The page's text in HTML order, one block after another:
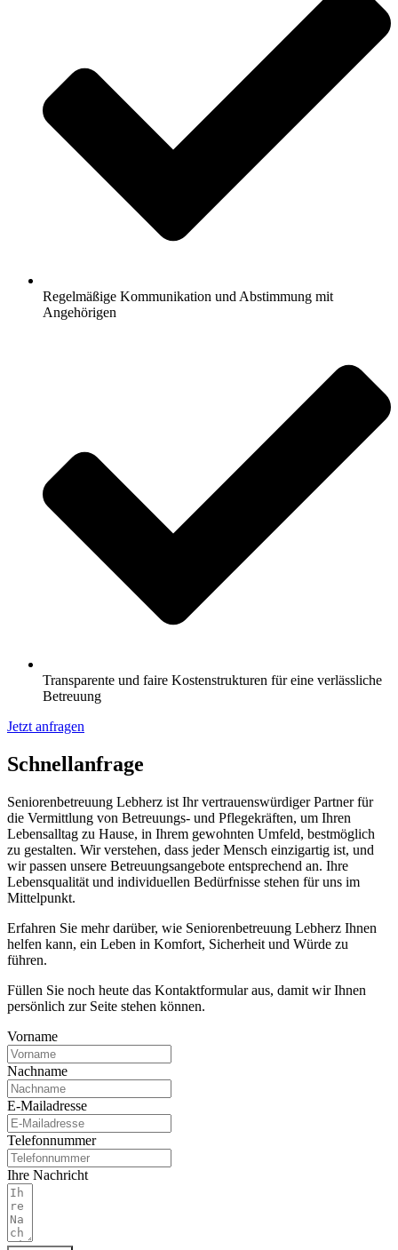
Regelmäßige Kommunikation und Abstimmung mit
Angehörigen
Transparente und faire Kostenstrukturen für eine verlässliche
Betreuung
Jetzt anfragen
Schnell­anfrage
Seniorenbetreuung Lebherz ist Ihr vertrauenswürdiger Partner für
die Vermittlung von Betreuungs- und Pflegekräften, um Ihren
Lebensalltag zu Hause, in Ihrem gewohnten Umfeld, bestmöglich
zu gestalten. Wir verstehen, dass jeder Mensch einzigartig ist, und
wir passen unsere Betreuungsangebote entsprechend an. Ihre
Lebensqualität und individuellen Bedürfnisse stehen für uns im
Mittelpunkt.
Erfahren Sie mehr darüber, wie Seniorenbetreuung Lebherz Ihnen
helfen kann, ein Leben in Komfort, Sicherheit und Würde zu
führen.
Füllen Sie noch heute das Kontaktformular aus, damit wir Ihnen
persönlich zur Seite stehen können.
Vorname
Nachname
E-Mailadresse
Telefonnummer
Ihre Nachricht